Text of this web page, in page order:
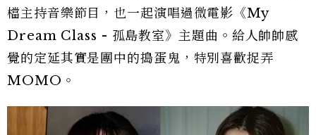
檔主持音樂節目，也一起演唱過微電影《My
Dream Class - 孤島教室》主題曲。給人帥帥感
覺的定延其實是團中的搗蛋鬼，特別喜歡捉弄
MOMO。